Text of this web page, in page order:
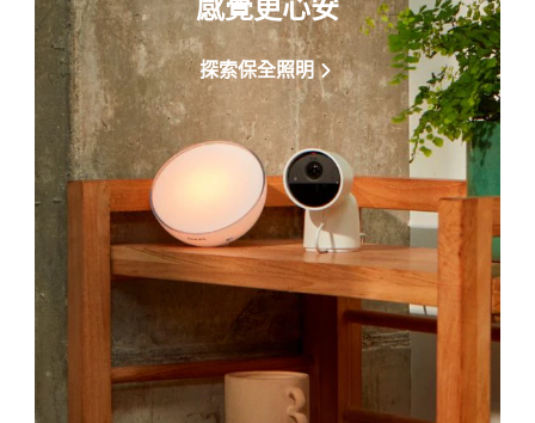
感覺更心安
探索保全照明